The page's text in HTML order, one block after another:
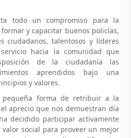
todo un compromiso para la
y capacitar buenos policías,
ciudadanos, talentosos y líderes
hacia la comunidad que
de la ciudadanía las
aprendidos bajo una
y valores.
pequeña forma de retribuir a la
aprecio que nos demuestran día
decidido participar activamente
social para proveer un mejor